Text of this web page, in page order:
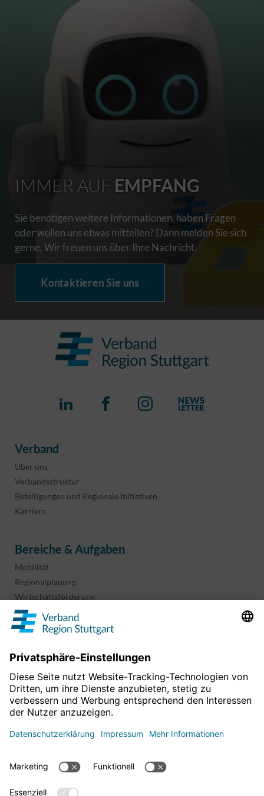
IMMER AUF EMPFANG
Sie benötigen weitere Informationen, haben Fragen
oder wollen uns etwas mitteilen? Dann melden Sie sich
gerne. Wir freuen uns über Ihre Nachricht.
Kontaktieren Sie uns
Verband
Über uns
Verbandsstruktur
Beteiligungen und Regionale Initiativen
Karriere
Bereiche & Aufgaben
Mobilität
Regionalplanung
Wirtschaftsförderung
Sport und Kultur
Projekte & Programme
Informationen & Downloads
Geoinformation